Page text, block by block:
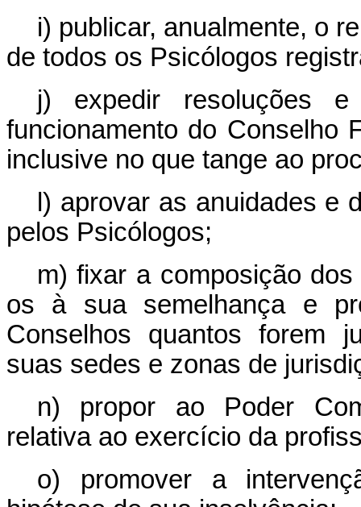
i) publicar, anualmente, o
de todos os Psicólogos
j) expedir resoluções
funcionamento do Conselho
inclusive no que tange ao
l) aprovar as anuidades e
pelos Psicólogos;
m) fixar a composição
os à sua semelhança e
Conselhos quantos forem
suas sedes e zonas de
n) propor ao Poder
relativa ao exercício da
o) promover a